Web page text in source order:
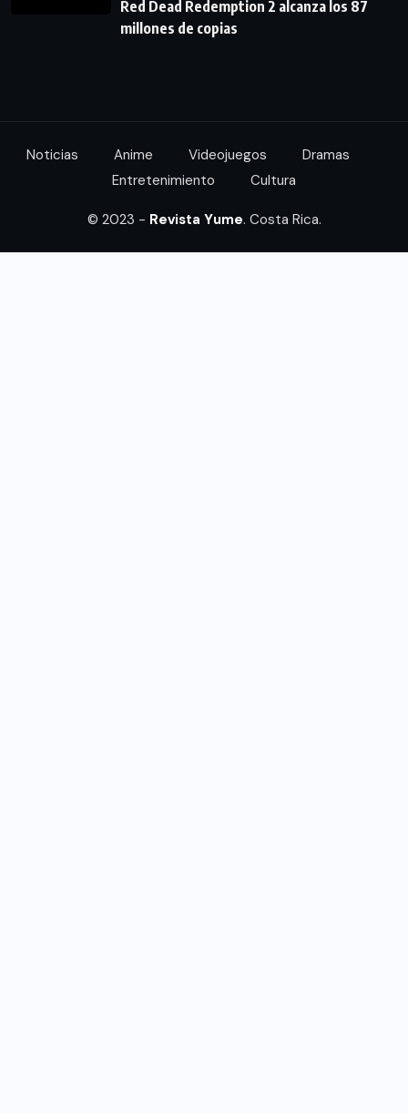
Red Dead Redemption 2 alcanza los 87
millones de copias
Noticias Anime Videojuegos
Dramas
Entretenimiento
Cultura
© 2023 - Revista Yume. Costa Rica.